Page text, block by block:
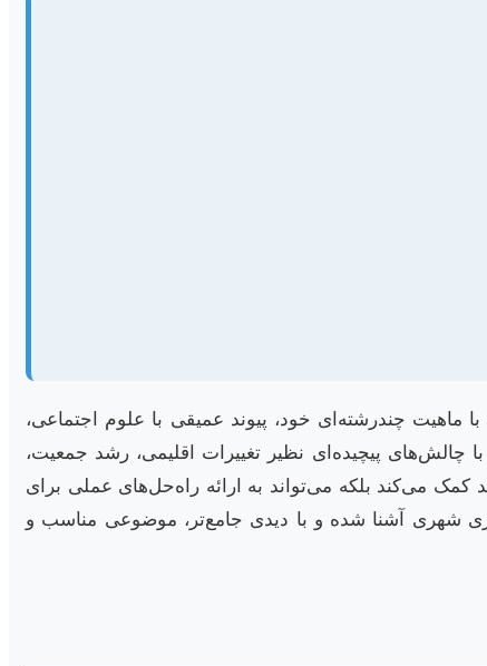
ماهیت چندرشته‌ای خود، پیوند عمیقی با علوم اجتماعی،
چالش‌های پیچیده‌ای نظیر تغییرات اقلیمی، رشد جمعیت،
کمک می‌کند بلکه می‌تواند به ارائه راه‌حل‌های عملی برای
شهری آشنا شده و با دیدی جامع‌تر، موضوعی مناسب و